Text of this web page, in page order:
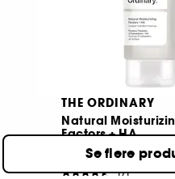
THE ORDINARY
Natural
Factors + HA
Moisturizer
171
Se flere